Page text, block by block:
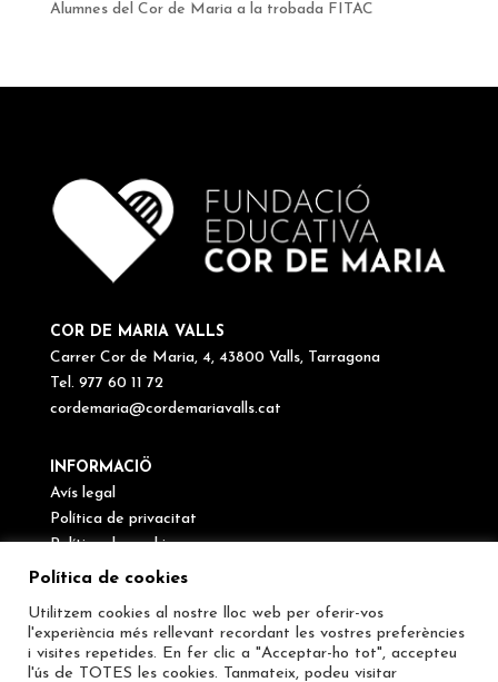
Alumnes del Cor de Maria a la trobada FITAC
COR DE MARIA VALLS
Carrer Cor de Maria, 4, 43800 Valls, Tarragona
Tel. 977 60 11 72
cordemaria@cordemariavalls.cat
INFORMACIÖ
Avís legal
Política de privacitat
Política de cookies
Canal de denúncies
SEGUEIX-NOS
Política de cookies
Utilitzem cookies al nostre lloc web per oferir-vos
l'experiència més rellevant recordant les vostres preferències
i visites repetides. En fer clic a "Acceptar-ho tot", accepteu
l'ús de TOTES les cookies. Tanmateix, podeu visitar